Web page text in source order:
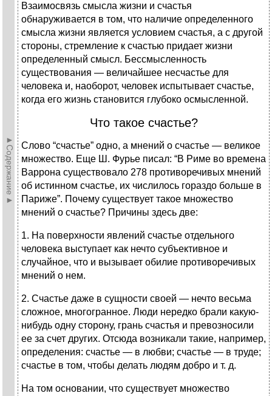
►Содержание►
Взаимосвязь смысла жизни и счастья
обнаруживается в том, что наличие определенного
смысла жизни является условием счастья, а с другой
стороны, стремление к счастью придает жизни
определенный смысл. Бессмысленность
существования — величайшее несчастье для
человека и, наоборот, человек испытывает счастье,
когда его жизнь становится глубоко осмысленной.
Что такое счастье?
Слово “счастье” одно, а мнений о счастье — великое
множество. Еще Ш. Фурье писал: “В Риме во времена
Варрона существовало 278 противоречивых мнений
об истинном счастье, их числилось гораздо больше в
Париже”. Почему существует такое множество
мнений о счастье? Причины здесь две:
1. На поверхности явлений счастье отдельного
человека выступает как нечто субъективное и
случайное, что и вызывает обилие противоречивых
мнений о нем.
2. Счастье даже в сущности своей — нечто весьма
сложное, многогранное. Люди нередко брали какую-
нибудь одну сторону, грань счастья и превозносили
ее за счет других. Отсюда возникали такие, например,
определения: счастье — в любви; счастье — в труде;
счастье в том, чтобы делать людям добро и т. д.
На том основании, что существует множество